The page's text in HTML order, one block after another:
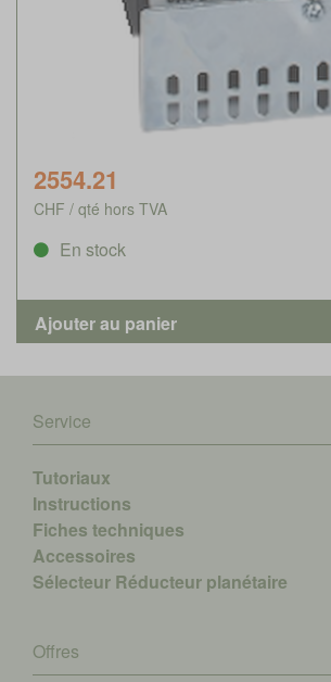
2554.21
CHF / qté hors TVA
En stock
Service
Tutoriaux
Instructions
Fiches techniques
Accessoires
Sélecteur Réducteur planétaire
Offres